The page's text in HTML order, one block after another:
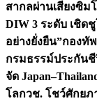
สากลผ่านเสียงซิม
DIW 3 ระดับ เชิด
อย่างยั่งยืน”กองทั
กรมธรรม์ประกัน
จัด
โลกวช. โชว์ศักยภ